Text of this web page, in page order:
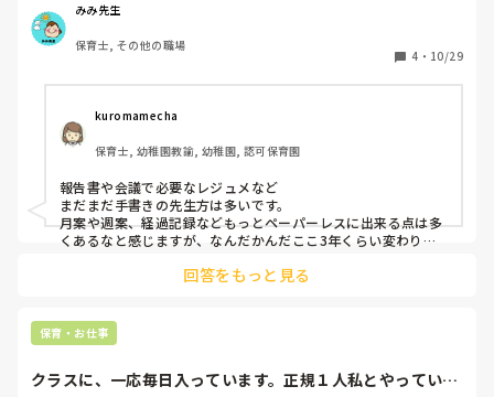
みみ先生
保育士, その他の職場
4 ・ 10/29
kuromamecha
保育士, 幼稚園教諭, 幼稚園, 認可保育園
報告書や会議で必要なレジュメなど
まだまだ手書きの先生方は多いです。
月案や週案、経過記録などもっとペーパーレスに出来る点は多
くあるなと感じますが、なんだかんだここ3年くらい変わりま
回答をもっと見る
保育・お仕事
クラスに、一応毎日入っています。正規１人私とやっていま